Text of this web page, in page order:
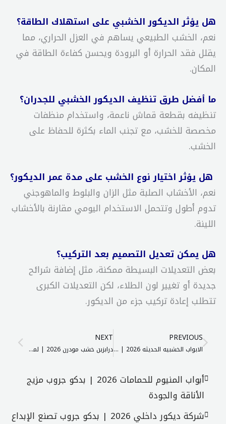
هل يؤثر الديكور الخشبي على استهلاك الطاقة؟
نعم، الخشب الطبيعي يساهم في العزل الحراري، مما
يقلل فقد الحرارة أو البرودة ويحسن كفاءة الطاقة في
المكان.
ما أفضل طرق تنظيف الديكور الخشبي للجدران؟
تنظيفه بقطعة قماش ناعمة، واستخدام منظفات
مخصصة للخشب، مع تجنب الماء بكثرة للحفاظ على
الخشب.
هل يؤثر اختيار نوع الخشب على مدة عمر الديكور؟
نعم، الأخشاب الصلبة مثل الزان والبلوط والماهوجني
تدوم أطول وتتحمل الاستخدام اليومي مقارنة بالأخشاب
اللينة.
هل يمكن تعديل التصميم بعد التركيب؟
بعض التعديلات البسيطة ممكنة، مثل إضافة شرائح
جديدة أو تغيير لون الطلاء، لكن التعديلات الكبرى
تتطلب إعادة تركيب جزء من الديكور.
Prev
PREVIOUS
الابواب الخشبيه الحديثه 2026 | سر الأناقة الخفية مع بدكو جروب
NEXT
درابزين خشب مودرن 2026 | لمسة غامضة تغيّر السلم مع بدكو جروب
أبواب المنيوم للحمامات 2026 | بدكو جروب مزيج
الأناقة والجودة
شركة ديكور داخلي 2026 | بدكو جروب تصنع الإبداع